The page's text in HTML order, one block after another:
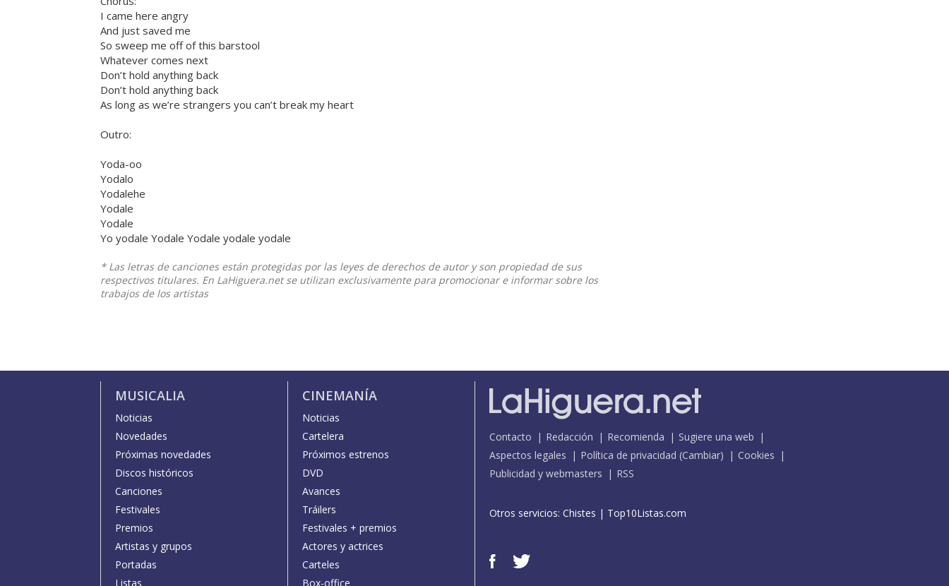
I came here angry
And just saved me
So sweep me off of this barstool
Whatever comes next
Don’t hold anything back
Don’t hold anything back
As long as we’re strangers you can’t break my heart
Outro:
Yoda-oo
Yodalo
Yodalehe
Yodale
Yodale
Yo yodale Yodale Yodale yodale yodale
* Las letras de canciones están protegidas por las leyes de derechos de autor y son propiedad de sus
respectivos titulares. En LaHiguera.net se utilizan exclusivamente para promocionar e informar sobre los
trabajos de los artistas
MUSICALIA
Noticias
Novedades
Próximas novedades
Discos históricos
Canciones
Festivales
Premios
Artistas y grupos
Portadas
Listas
CINEMANÍA
Noticias
Cartelera
Próximos estrenos
DVD
Avances
Tráilers
Festivales + premios
Actores y actrices
Carteles
Box-office
Contacto Redacción Recomienda
Sugiere una web
Aspectos legales
Política de privacidad (Cambiar)
Cookies
Publicidad y webmasters
RSS
Otros servicios: Chistes | Top10Listas.com